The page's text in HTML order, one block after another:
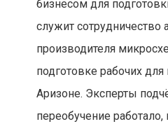
бизнесом для
служит сотрудничество
производителя
подготовке рабочих
Аризоне. Эксперты
переобучение